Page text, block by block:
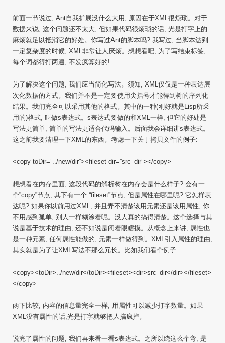
前面一节说过, Ant自我扩展没什么大用, 原因在于XML很烦琐。对于
数据来说, 这个问题还不太大, 但如果代码很烦琐的话, 光是打字上的
麻烦就足以抵消它的好处。你写过Ant的脚本吗? 我写过, 当脚本达到
一定复杂度的时候, XML非常让人厌烦。想想看吧, 为了写结束标签,
每个词都得打两遍, 不发疯算好的!
为了解决这个问题, 我们应当简化写法。须知, XML仅仅是一种表达层
次化数据的方式。我们并不是一定要使用尖括号才能得到树的序列化
结果。我们完全可以采用其他的格式。其中的一种(刚好就是Lisp所采
用的)格式, 叫做s表达式。s表达式要做的和XML一样, 但它的好处是
写法更简单, 简单的写法更适合代码输入。后面我会详细讲s表达式。
这之前我要清理一下XML的东西。考虑一下关于拷贝文件的例子:
<copy toDir=”../new/dir”><fileset dir=”src_dir”></copy>
想想看在内存里面, 这段代码的解析树在内存会是什么样子? 会有一
个”copy”节点, 其下有一个 “fileset”节点, 但是属性在哪里呢? 它怎样表
达呢? 如果你以前用过XML, 并且弄不清楚该用元素还是该用属性, 你
不用感到孤单, 别人一样糊涂着呢。没人真的搞得清楚。这个选择与其
说是基于技术的理由, 还不如说是闭着眼瞎摸。从概念上来讲, 属性也
是一种元素, 任何属性能做的, 元素一样做得到。XML引入属性的理由,
其实就是为了让XML写法不那么冗长。比如我们看个例子:
<copy><toDir>../new/dir</toDir><fileset><dir>src_dir</dir></fileset>
</copy>
两下比较, 内容的信息量完全一样, 用属性可以减少打字数量。如果
XML没有属性的话,光是打字就够把人搞疯掉。
说完了属性的问题, 我们再来看一看s表达式。之所以绕这么个弯, 是